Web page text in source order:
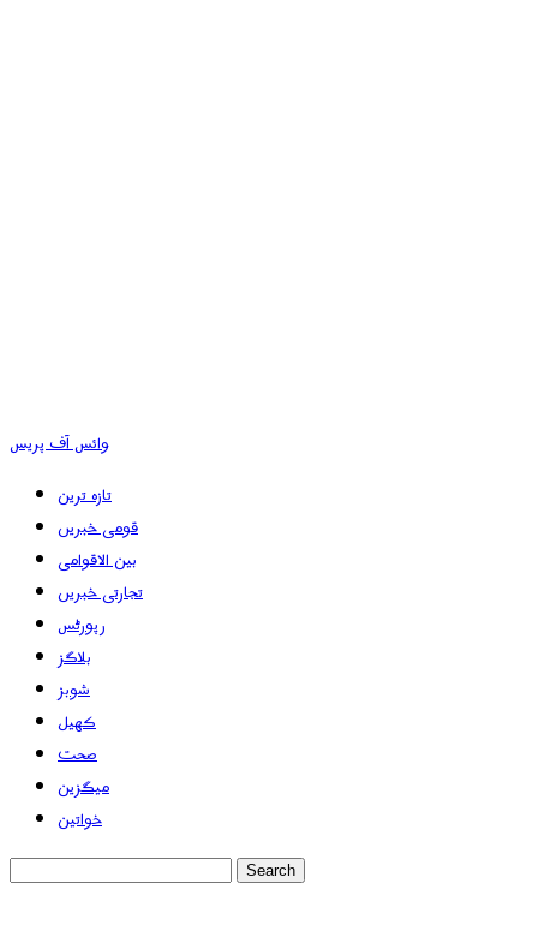
وائس آف پریس
تازہ ترین
قومی خبریں
بین الاقوامی
تجارتی خبریں
رپورٹس
بلاگز
شوبز
کھیل
صحت
میگزین
خواتین